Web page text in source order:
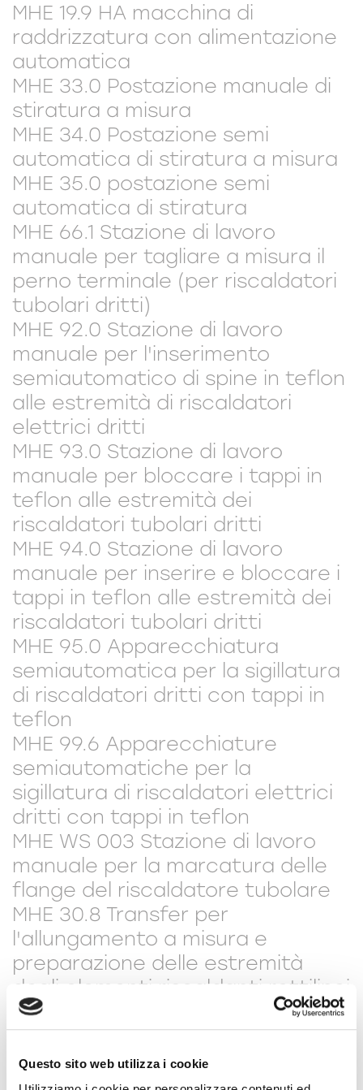
Questo sito web utilizza i cookie
MHE 19.9 HA macchina di
raddrizzatura con alimentazione
automatica
MHE 33.0 Postazione manuale di
stiratura a misura
MHE 34.0 Postazione semi
automatica di stiratura a misura
MHE 35.0 postazione semi
automatica di stiratura
MHE 66.1 Stazione di lavoro
manuale per tagliare a misura il
perno terminale (per riscaldatori
tubolari dritti)
MHE 92.0 Stazione di lavoro
manuale per l'inserimento
semiautomatico di spine in teflon
alle estremità di riscaldatori
elettrici dritti
MHE 93.0 Stazione di lavoro
manuale per bloccare i tappi in
teflon alle estremità dei
riscaldatori tubolari dritti
MHE 94.0 Stazione di lavoro
manuale per inserire e bloccare i
tappi in teflon alle estremità dei
riscaldatori tubolari dritti
MHE 95.0 Apparecchiatura
semiautomatica per la sigillatura
di riscaldatori dritti con tappi in
teflon
MHE 99.6 Apparecchiature
semiautomatiche per la
sigillatura di riscaldatori elettrici
dritti con tappi in teflon
MHE WS 003 Stazione di lavoro
manuale per la marcatura delle
flange del riscaldatore tubolare
MHE 30.8 Transfer per
l'allungamento a misura e
preparazione delle estremità
degli elementi riscaldanti rettilinei
per lo sbrinamento